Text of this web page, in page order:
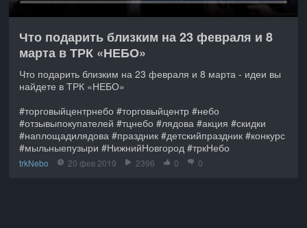
Что подарить близким на 23 февраля и 8
марта в ТРК «НЕБО»
Что подарить близким на 23 февраля и 8 марта - идеи вы
найдете в ТРК «НЕБО»
#торговыйцентрнебо #торговыйцентр #небо
#отзывыпокупателей #тцнебо #лядова #акция #скидки
#наплощадилядова #праздник #детскийпраздник #конкурс
#мыльныепузыри #НижнийНовгород #тркНебо
trkNebo 20 фев 2019 2396 0 0